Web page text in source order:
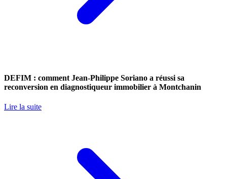
DEFIM : comment Jean-Philippe Soriano a réussi sa
reconversion en diagnostiqueur immobilier à Montchanin
Lire la suite